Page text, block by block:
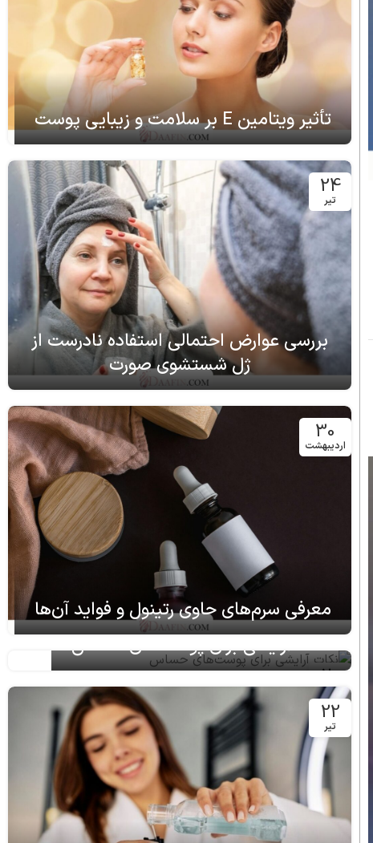
تأثیر ویتامین E بر سلامت و زیبایی پوست
24
تیر
بررسی عوارض احتمالی استفاده نادرست از
ژل شستشوی صورت
30
اردیبهشت
معرفی سرم‌های حاوی رتینول و فواید آن‌ها
20
خرداد
نکات آرایشی برای پوست‌های حساس
22
تیر